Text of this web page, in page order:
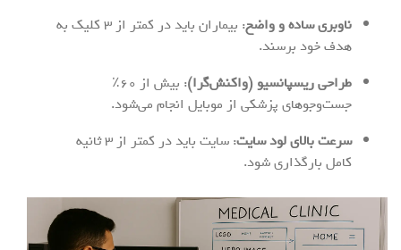
ناوبری ساده و واضح
: بیماران باید در کمتر از ۳ کلیک به
هدف خود برسند.
طراحی ریسپانسیو (واکنش‌گرا)
: بیش از ۶۰٪
جست‌وجوهای پزشکی از موبایل انجام می‌شود.
سرعت بالای لود سایت
: سایت باید در کمتر از ۳ ثانیه
کامل بارگذاری شود.